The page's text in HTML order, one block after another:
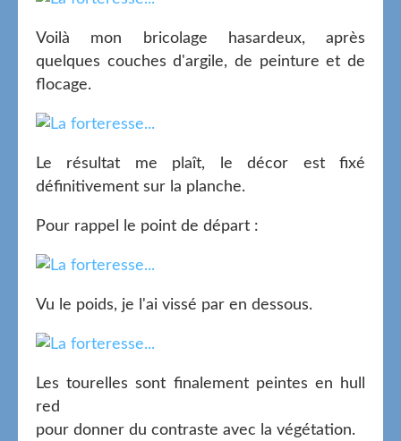
Voilà mon bricolage hasardeux, après
quelques couches d'argile, de peinture et de
flocage.
Le résultat me plaît, le décor est fixé
définitivement sur la planche.
Pour rappel le point de départ :
Vu le poids, je l'ai vissé par en dessous.
Les tourelles sont finalement peintes en hull
red
pour donner du contraste avec la végétation.